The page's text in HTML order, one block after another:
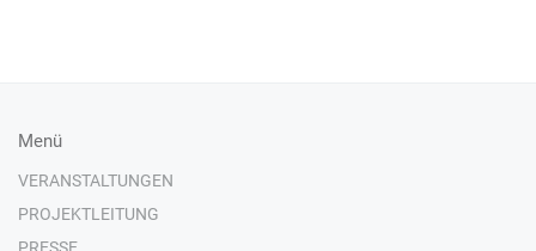
Menü
VERANSTALTUNGEN
PROJEKTLEITUNG
PRESSE